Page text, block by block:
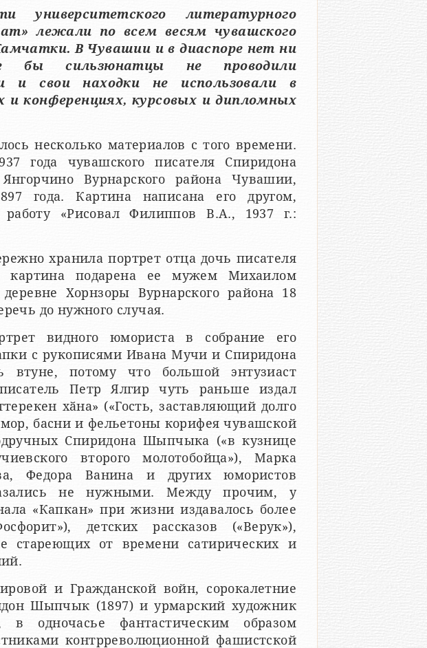
университетского литературного
лежали по всем весям чувашского
В Чувашии и в диаспоре нет ни
бы сильзюнатцы не проводили
и свои находки не использовали в
и конференциях, курсовых и дипломных
несколько материалов с того времени.
года чувашского писателя Спиридона
Вурнарского района Чувашии,
года. Картина написана его другом,
«Рисовал Филиппов В.А., 1937 г.:
хранила портрет отца дочь писателя
картина подарена ее мужем Михаилом
Хорнзоры Вурнарского района 18
до нужного случая.
видного юмориста в собрание его
с рукописями Ивана Мучи и Спиридона
втуне, потому что большой энтузиаст
Петр Ялгир чуть раньше издал
хӑна» («Гость, заставляющий долго
басни и фельетоны корифея чувашской
Спиридона Шыпчыка («в кузнице
второго молотобойца»), Марка
Федора Ванина и других юмористов
не нужными. Между прочим, у
«Капкан» при жизни издавалось более
детских рассказов («Верук»),
стареющих от времени сатирических и
и Гражданской войн, сорокалетние
Шыпчык (1897) и урмарский художник
одночасье фантастическим образом
контрреволюционной фашистской